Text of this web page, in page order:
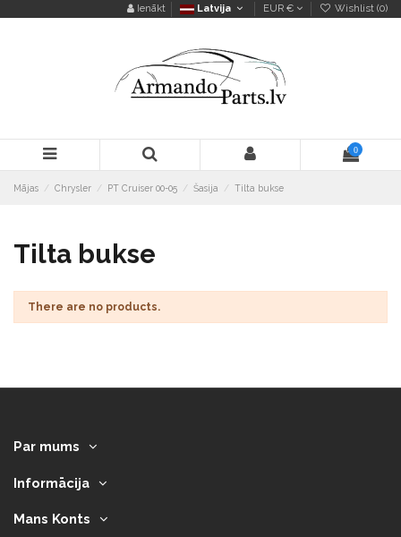
Ienākt Latvija EUR € Wishlist (0)
0
Mājas Chrysler PT Cruiser 00-05 Šasija Tilta bukse
Tilta bukse
There are no products.
Par mums
Informācija
Mans Konts